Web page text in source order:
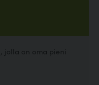
jolla on oma pieni